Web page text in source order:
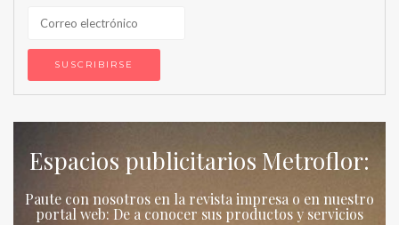
Espacios publicitarios Metroflor:
Paute con nosotros en la revista impresa o en nuestro
portal web: De a conocer sus productos y servicios